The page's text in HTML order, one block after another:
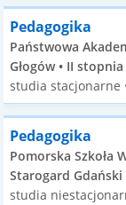
Pedagogika
Państwowa
Głogów • II stopnia
studia stacjonarne
Pedagogika
Pomorska Szkoła
Starogard Gdański
studia